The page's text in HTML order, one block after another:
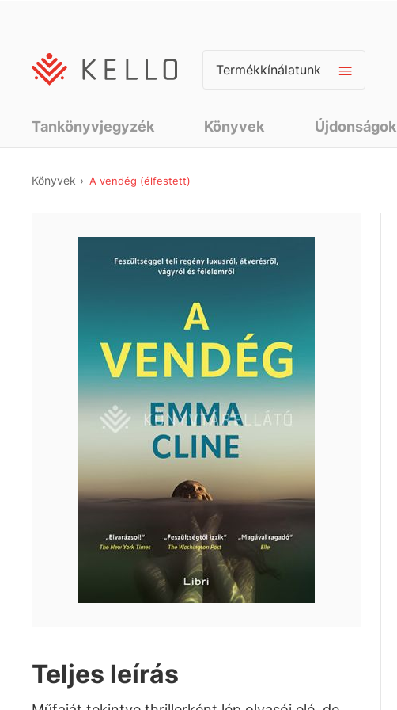
Termékkínálatunk
Tankönyvjegyzék Könyvek Újdonságok
Könyvek A vendég (élfestett)
Teljes leírás